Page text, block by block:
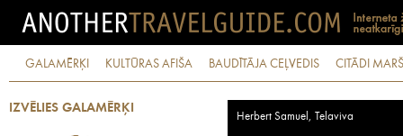
GALAMĒRĶI KULTŪRAS AFIŠA BAUDĪTĀJA CEĻVEDIS CITĀDI
IZVĒLIES GALAMĒRĶI
Herbert Samuel, Telaviva